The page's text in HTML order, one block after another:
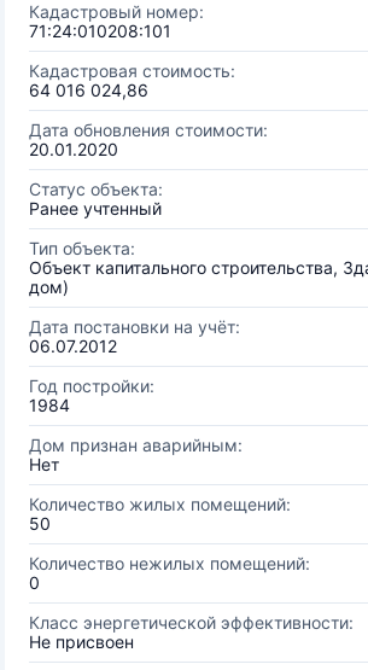
Кадастровый номер:
71:24:010208:101
Кадастровая стоимость:
64 016 024,86
Дата обновления стоимости:
20.01.2020
Статус объекта:
Ранее учтенный
Тип объекта:
Объект капитального строительства,
дом)
Дата постановки на учёт:
06.07.2012
Год постройки:
1984
Дом признан аварийным:
Нет
Количество жилых помещений:
50
Количество нежилых помещений:
0
Класс энергетической эффективности:
Не присвоен